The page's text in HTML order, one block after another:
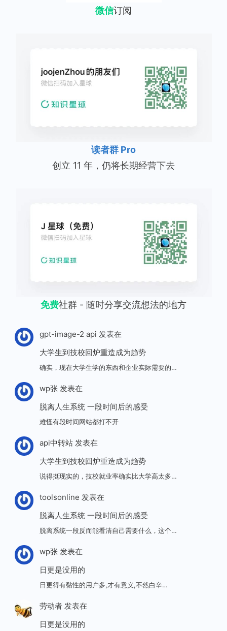
微信订阅
读者群 Pro
创立 11 年，仍将长期经营下去
免费社群 - 随时分享交流想法的地方
gpt-image-2 api 发表在
大学生到技校回炉重造成为趋势
确实，现在大学生学的东西和企业实际需要的…
wp张发表在
脱离人生系统 一段时间后的感受
难怪有段时间网站都打不开
api中转站发表在
大学生到技校回炉重造成为趋势
说得挺现实的，技校就业率确实比大学高太多…
toolsonline 发表在
脱离人生系统 一段时间后的感受
脱离系统一段反而能看清自己需要什么，这个…
wp张发表在
日更是没用的
日更得有黏性的用户多,才有意义,不然白辛…
劳动者发表在
日更是没用的